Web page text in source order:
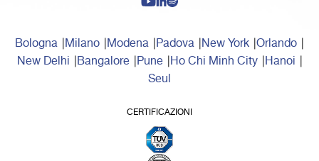
Bologna Milano Modena Padova New York Orlando
New Delhi Bangalore Pune Ho Chi Minh City Hanoi
Seul
CERTIFICAZIONI